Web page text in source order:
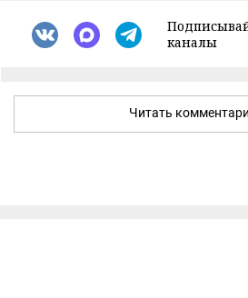
каналы
Читать